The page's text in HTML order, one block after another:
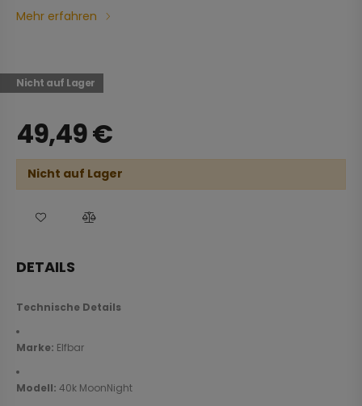
Mehr erfahren
Nicht auf Lager
49,49€
Nicht auf Lager
DETAILS
Technische Details
Marke: Elfbar
Modell: 40k MoonNight